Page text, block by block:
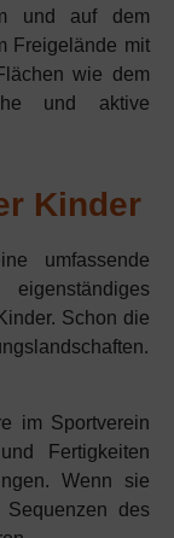
und auf dem
Freigelände mit
wie dem
und aktive
Kinder
umfassende
Schon die
im Sportverein
Fertigkeiten
Wenn sie
des